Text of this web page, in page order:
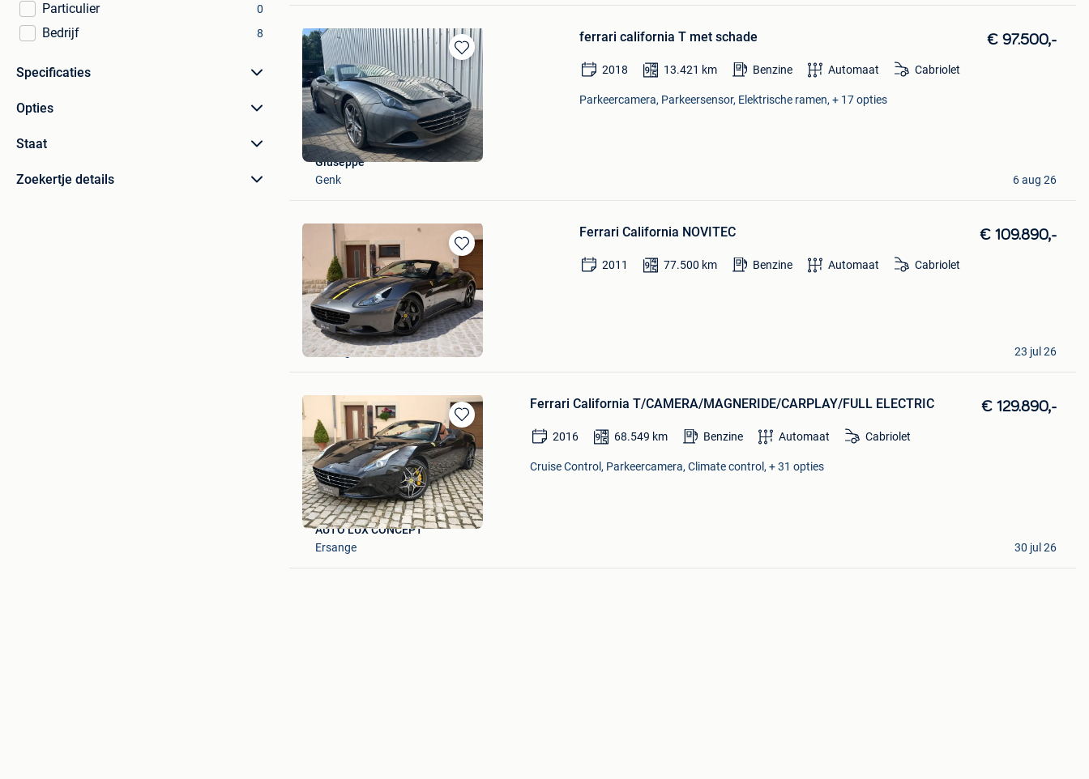
Particulier
0
Bedrijf 8
Specificaties
Opties
Staat
Zoekertje details
Bewaren
Mijn
Favorieten
ferrari california T met schade € 97.500,-
2018 13.421 km Benzine Automaat Cabriolet
Parkeercamera, Parkeersensor, Elektrische ramen, + 17 opties
Giuseppe
Genk
6 aug 26
Bewaren
in
Mijn
Favorieten
Ferrari California NOVITEC € 109.890,-
2011 77.500 km Benzine Automaat Cabriolet
AUTO LUX CONCEPT
Ersange
23 jul 26
Bewaren
in
Mijn
Favorieten
Ferrari California T/CAMERA/MAGNERIDE/CARPLAY/FULL ELECTRIC € 129.890,-
2016 68.549 km Benzine Automaat Cabriolet
Cruise Control, Parkeercamera, Climate control, + 31 opties
AUTO LUX CONCEPT
Ersange
30 jul 26